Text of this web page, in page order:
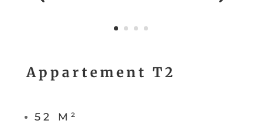
Appartement T2
52 M²